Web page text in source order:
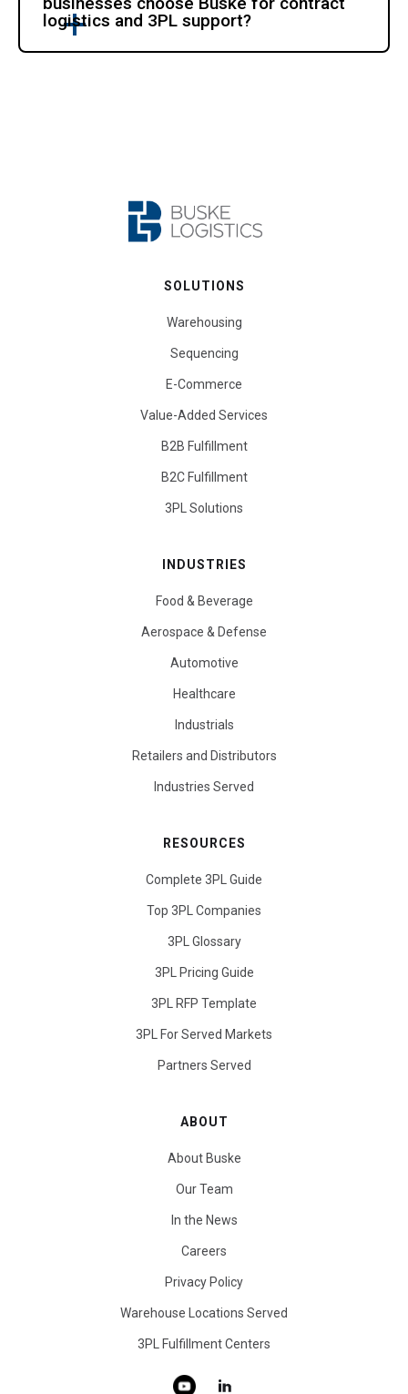
logistics and 3PL support?
SOLUTIONS
Warehousing
Sequencing
E-Commerce
Value-Added Services
B2B Fulfillment
B2C Fulfillment
3PL Solutions
INDUSTRIES
Food & Beverage
Aerospace & Defense
Automotive
Healthcare
Industrials
Retailers and Distributors
Industries Served
RESOURCES
Complete 3PL Guide
Top 3PL Companies
3PL Glossary
3PL Pricing Guide
3PL RFP Template
3PL For Served Markets
Partners Served
ABOUT
About Buske
Our Team
In the News
Careers
Privacy Policy
Warehouse Locations Served
3PL Fulfillment Centers